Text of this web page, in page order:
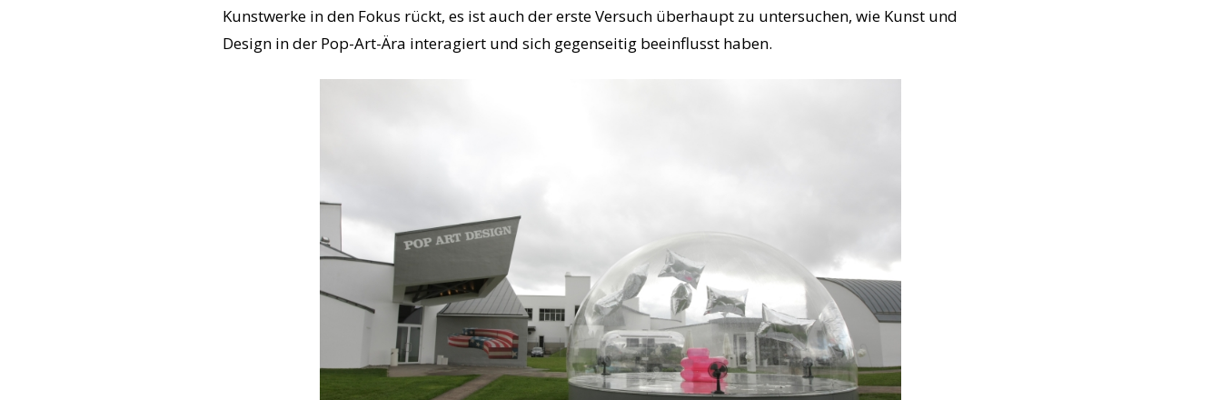
Kunstwerke in den Fokus rückt, es ist auch der erste Versuch überhaupt zu untersuchen, wie Kunst und
Design in der Pop-Art-Ära interagiert und sich gegenseitig beeinflusst haben.